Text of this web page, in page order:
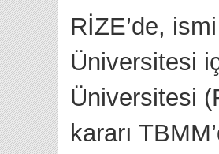
RİZE’de,
Üniversitesi
Üniversitesi
kararı